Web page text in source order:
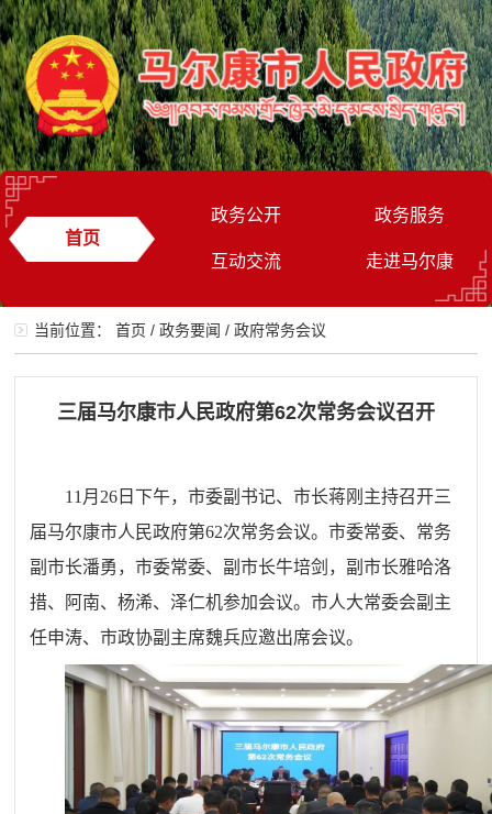
首页
政务公开 政务服务
互动交流 走进马尔康
当前位置：首页 /政务要闻 /政府常务会议
三届马尔康市人民政府第62次常务会议召开
11月26日下午，市委副书记、市长蒋刚主持召开三
届马尔康市人民政府第62次常务会议。市委常委、常务
副市长潘勇，市委常委、副市长牛培剑，副市长雅哈洛
措、阿南、杨浠、泽仁机参加会议。市人大常委会副主
任申涛、市政协副主席魏兵应邀出席会议。